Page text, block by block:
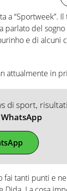
a “Sportweek”.
parlato del
e di alcuni
attualmente in
di sport,
WhatsApp
fai tanti punti e